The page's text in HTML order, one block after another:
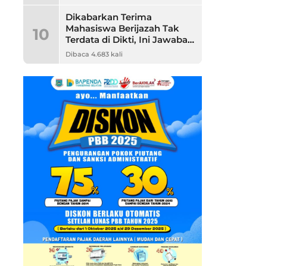
10
Dikabarkan Terima
Mahasiswa Berijazah Tak
Terdata di Dikti, Ini Jawaban
Unpam
Dibaca 4.683 kali